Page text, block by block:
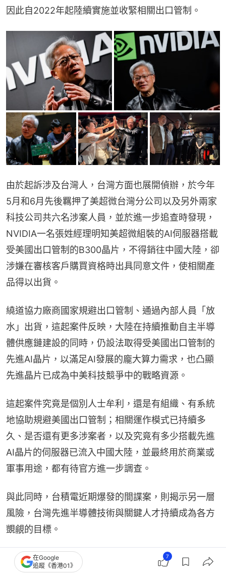
因此自2022年起陸續實施並收緊相關出口管制。
由於起訴涉及台灣人，台灣方面也展開偵辦，於今年
5月和6月先後羈押了美超微台灣分公司以及另外兩家
科技公司共六名涉案人員，並於進一步追查時發現，
NVIDIA一名張姓經理明知美超微組裝的AI伺服器搭載
受美國出口管制的B300晶片，不得銷往中國大陸，卻
涉嫌在審核客戶購買資格時出具同意文件，使相關產
品得以出貨。
繞道協力廠商國家規避出口管制、通過內部人員「放
水」出貨，這起案件反映，大陸在持續推動自主半導
體供應鏈建設的同時，仍設法取得受美國出口管制的
先進AI晶片，以滿足AI發展的龐大算力需求，也凸顯
先進晶片已成為中美科技競爭中的戰略資源。
這起案件究竟是個別人士牟利，還是有組織、有系統
地協助規避美國出口管制；相關運作模式已持續多
久、是否還有更多涉案者，以及究竟有多少搭載先進
AI晶片的伺服器已流入中國大陸，並最終用於商業或
軍事用途，都有待官方進一步調查。
與此同時，台積電近期爆發的間諜案，則揭示另一層
風險，台灣先進半導體技術與關鍵人才持續成為各方
覬覦的目標。
全球晶圓代工龍頭台積電一名陳姓前副理，被控於
2023年5月至2024年2月間，與香港籍男子丁小琥共
在Google
追蹤《香港01》
7